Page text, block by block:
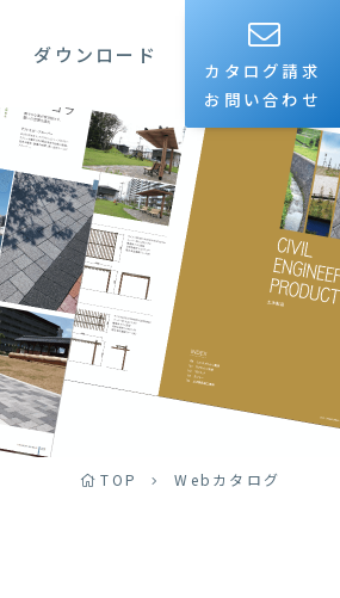
ダウンロード
カタログ請求
お問い合わせ
TOP Webカタログ